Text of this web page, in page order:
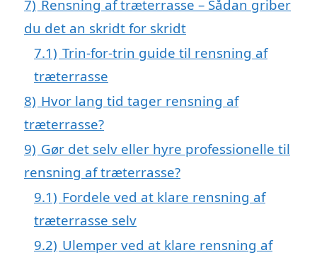
7) Rensning af træterrasse – Sådan griber
du det an skridt for skridt
7.1) Trin-for-trin guide til rensning af
træterrasse
8) Hvor lang tid tager rensning af
træterrasse?
9) Gør det selv eller hyre professionelle til
rensning af træterrasse?
9.1) Fordele ved at klare rensning af
træterrasse selv
9.2) Ulemper ved at klare rensning af